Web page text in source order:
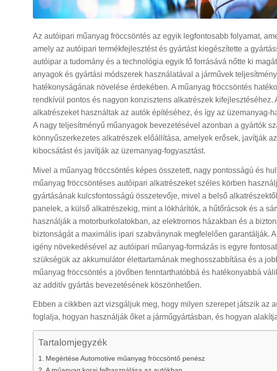
Az autóipari műanyag fröccsöntés az egyik legfontosabb folyamat,
amely az autóipari termékfejlesztést és gyártást kiegészítette a
autóipar a tudomány és a technológia egyik fő forrásává nőtte ki
anyagok és gyártási módszerek használatával a járművek
hatékonyságának növelése érdekében. A műanyag fröccsöntés
rendkívül pontos és nagyon konzisztens alkatrészek kifejlesztéséhez.
alkatrészeket használtak az autók építéséhez, és így az üzemanyag-
A nagy teljesítményű műanyagok bevezetésével azonban a gyártók
könnyűszerkezetes alkatrészek előállítása, amelyek erősek, javítják
kibocsátást és javítják az üzemanyag-fogyasztást.
Mivel a műanyag fröccsöntés képes összetett, nagy pontosságú és
műanyag fröccsöntéses autóipari alkatrészeket széles körben
gyártásának kulcsfontosságú összetevője, mivel a belső
panelek, a külső alkatrészekig, mint a lökhárítók, a hűtőrácsok és a
használják a motorburkolatokban, az elektromos házakban és a
biztonságát a maximális ipari szabványnak megfelelően garantálják.
igény növekedésével az autóipari műanyag-formázás is egyre
szükségük az akkumulátor élettartamának meghosszabbítása és a
műanyag fröccsöntés a jövőben fenntarthatóbbá és hatékonyabbá
az additív gyártás bevezetésének köszönhetően.
Ebben a cikkben azt vizsgáljuk meg, hogy milyen szerepet játszik az
foglalja, hogyan használják őket a járműgyártásban, és hogyan
Tartalomjegyzék
Megértése Automotive műanyag fröccsöntő penész